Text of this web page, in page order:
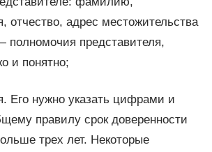
отчество, адрес местожительства
полномочия представителя,
и понятно;
Его нужно указать цифрами и
правилу срок доверенности
трех лет. Некоторые